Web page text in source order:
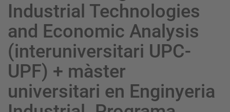
Industrial Technologies
and Economic Analysis
(interuniversitari UPC-
UPF) + màster
universitari en Enginyeria